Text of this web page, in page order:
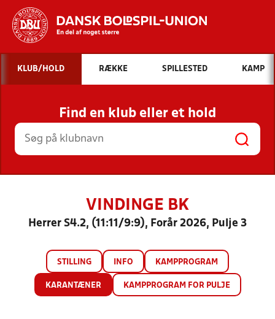
Hvad vil du søge efter?
INDHOLD OG NYHEDER
STILLINGER, RESULTATER, KLUBBER OG
HOLD
KLUB/HOLD RÆKKE SPILLESTED KAMP
Find en klub eller et hold
VINDINGE BK
Herrer S4.2, (11:11/9:9), Forår 2026, Pulje 3
STILLING INFO KAMPPROGRAM
KARANTÆNER KAMPPROGRAM FOR PULJE